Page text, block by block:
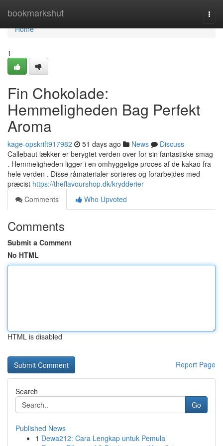
bookmarkshut
Home
Home
1
Fin Chokolade:
Hemmeligheden Bag Perfekt
Aroma
kage-opskrift917982 51 days ago News
Discuss
Callebaut lækker er berygtet verden over for sin fantastiske smag
. Hemmeligheden ligger i en omhyggelige proces af de kakao fra
hele verden . Disse råmaterialer sorteres og forarbejdes med
præcist https://theflavourshop.dk/krydderier
Comments
Who Upvoted
Comments
Submit a Comment
No HTML
HTML is disabled
Report Page
Search
Go
Published News
1 Dewa212: Cara Lengkap untuk Pemula